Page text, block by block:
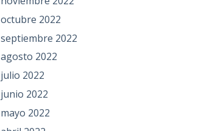
octubre 2022
septiembre 2022
agosto 2022
julio 2022
junio 2022
mayo 2022